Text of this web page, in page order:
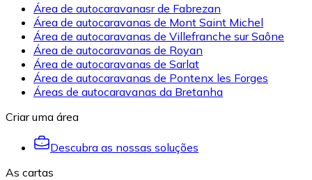
Área de autocaravanasr de Fabrezan
Área de autocaravanas de Mont Saint Michel
Área de autocaravanas de Villefranche sur Saône
Área de autocaravanas de Royan
Área de autocaravanas de Sarlat
Área de autocaravanas de Pontenx les Forges
Áreas de autocaravanas da Bretanha
Criar uma área
Descubra as nossas soluções
As cartas